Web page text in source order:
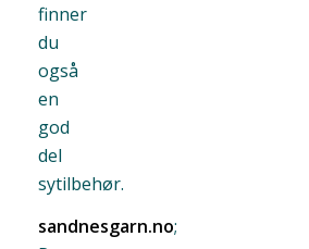
finner
du
også
en
god
del
sytilbehør.
sandnesgarn.no;